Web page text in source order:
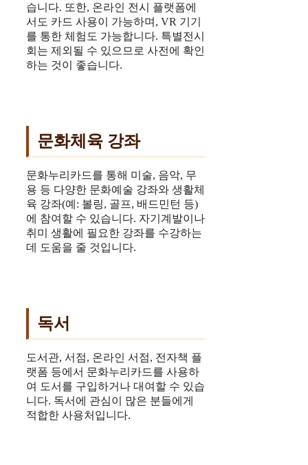
습니다. 또한, 온라인 전시 플랫폼에
서도 카드 사용이 가능하며, VR 기기
를 통한 체험도 가능합니다. 특별전시
회는 제외될 수 있으므로 사전에 확인
하는 것이 좋습니다.
문화체육 강좌
문화누리카드를 통해 미술, 음악, 무
용 등 다양한 문화예술 강좌와 생활체
육 강좌(예: 볼링, 골프, 배드민턴 등)
에 참여할 수 있습니다. 자기계발이나
취미 생활에 필요한 강좌를 수강하는
데 도움을 줄 것입니다.
독서
도서관, 서점, 온라인 서점, 전자책 플
랫폼 등에서 문화누리카드를 사용하
여 도서를 구입하거나 대여할 수 있습
니다. 독서에 관심이 많은 분들에게
적합한 사용처입니다.